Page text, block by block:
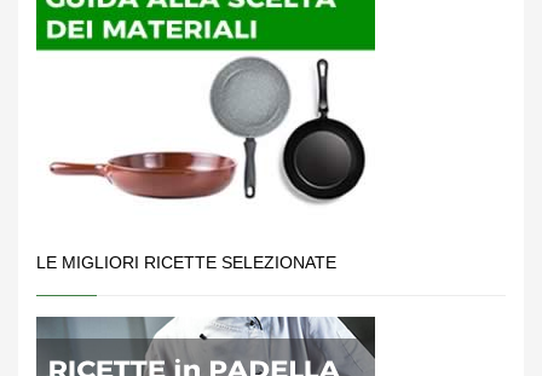
LE MIGLIORI RICETTE SELEZIONATE